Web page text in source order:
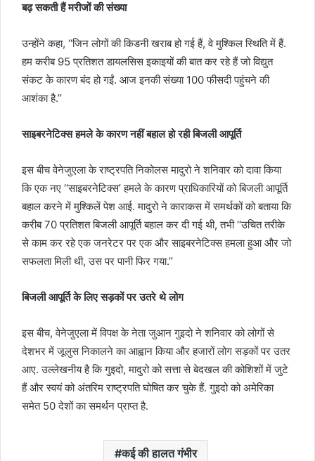
बढ़ सकती हैं मरीजों की संख्या
उन्होंने कहा, ‘‘जिन लोगों की किडनी खराब हो गई हैं, वे मुश्किल स्थिति में हैं.
हम करीब 95 प्रतिशत डायलसिस इकाइयों की बात कर रहे हैं जो विद्युत
संकट के कारण बंद हो गईं. आज इनकी संख्या 100 फीसदी पहुंचने की
आशंका है.’’
साइबरनेटिक्स हमले के कारण नहीं बहाल हो रही बिजली आपूर्ति
इस बीच वेनेजुएला के राष्ट्रपति निकोलस मादुरो ने शनिवार को दावा किया
कि एक नए ‘‘साइबरनेटिक्स’ हमले के कारण प्राधिकारियों को बिजली आपूर्ति
बहाल करने में मुश्किलें पेश आई. मादुरो ने काराकस में समर्थकों को बताया कि
करीब 70 प्रतिशत बिजली आपूर्ति बहाल कर दी गई थी, तभी ‘‘उचित तरीके
से काम कर रहे एक जनरेटर पर एक और साइबरनेटिक्स हमला हुआ और जो
सफलता मिली थी, उस पर पानी फिर गया.’’
बिजली आपूर्ति के लिए सड़कों पर उतरे थे लोग
इस बीच, वेनेजुएला में विपक्ष के नेता जुआन गुइदो ने शनिवार को लोगों से
देशभर में जूलुस निकालने का आह्वान किया और हजारों लोग सड़कों पर उतर
आए. उल्लेखनीय है कि गुइदो, मादुरो को सत्ता से बेदखल की कोशिशों में जुटे
हैं और स्वयं को अंतरिम राष्ट्रपति घोषित कर चुके हैं. गुइदो को अमेरिका
समेत 50 देशों का समर्थन प्राप्त है.
कई की हालत गंभीर